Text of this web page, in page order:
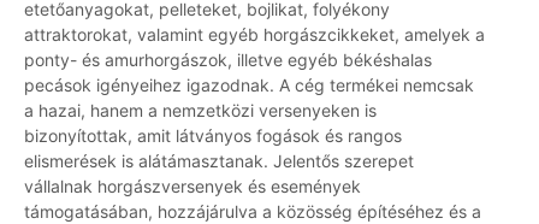
etetőanyagokat, pelleteket, bojlikat, folyékony
attraktorokat, valamint egyéb horgászcikkeket, amelyek a
ponty- és amurhorgászok, illetve egyéb békéshalas
pecások igényeihez igazodnak. A cég termékei nemcsak
a hazai, hanem a nemzetközi versenyeken is
bizonyítottak, amit látványos fogások és rangos
elismerések is alátámasztanak. Jelentős szerepet
vállalnak horgászversenyek és események
támogatásában, hozzájárulva a közösség építéséhez és a